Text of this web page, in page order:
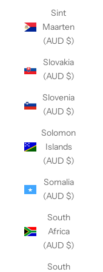
Sint
Maarten
(AUD $)
Slovakia
(AUD $)
Slovenia
(AUD $)
Solomon
Islands
(AUD $)
Somalia
(AUD $)
South
Africa
(AUD $)
South